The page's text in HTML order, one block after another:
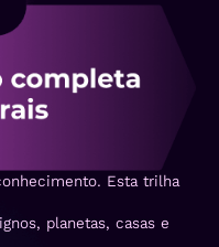
Esta trilha
planetas, casas e